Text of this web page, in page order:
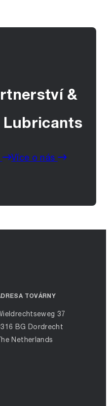
&
Lubricants
Více o nás
TOVÁRNY
37
BG Dordrecht
Netherlands